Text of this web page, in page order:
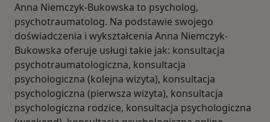
Anna Niemczyk-Bukowska to psycholog,
psychotraumatolog. Na podstawie swojego
doświadczenia i wykształcenia Anna Niemczyk-
Bukowska oferuje usługi takie jak: konsultacja
psychotraumatologiczna, konsultacja
psychologiczna (kolejna wizyta), konsultacja
psychologiczna (pierwsza wizyta), konsultacja
psychologiczna rodzice, konsultacja psychologiczna